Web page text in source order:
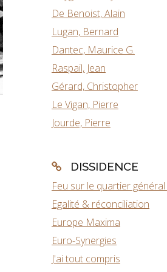
De Benoist, Alain
Lugan, Bernard
Dantec, Maurice G.
Raspail, Jean
Gérard, Christopher
Le Vigan, Pierre
Jourde, Pierre
DISSIDENCE
Feu sur le quartier général
Egalité & réconciliation
Europe Maxima
Euro-Synergies
J'ai tout compris